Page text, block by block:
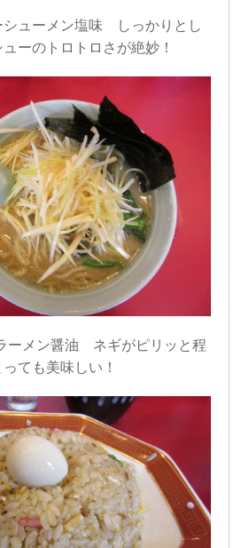
ューメン塩味 しっかりとし
ーのトロトロさが絶妙！
ーメン醤油 ネギがピリッと程
ても美味しい！